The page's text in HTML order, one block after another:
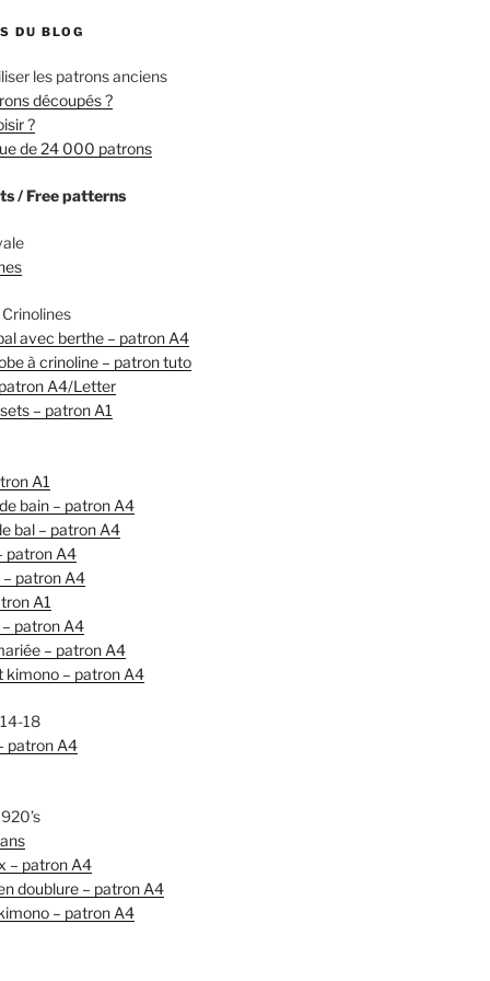
DU BLOG
les patrons anciens
découpés ?
?
de 24 000 patrons
/ Free patterns
avec berthe – patron A4
à crinoline – patron tuto
A4/Letter
– patron A1
A1
bain – patron A4
bal – patron A4
patron A4
patron A4
A1
patron A4
– patron A4
– patron A4
18
patron A4
– patron A4
doublure – patron A4
– patron A4